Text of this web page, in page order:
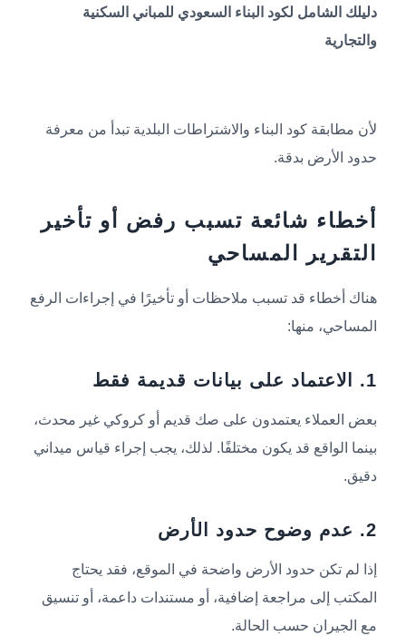
دليلك الشامل لكود البناء السعودي للمباني السكنية
والتجارية
لأن مطابقة كود البناء والاشتراطات البلدية تبدأ من معرفة
حدود الأرض بدقة.
أخطاء شائعة تسبب رفض أو تأخير
التقرير المساحي
هناك أخطاء قد تسبب ملاحظات أو تأخيرًا في إجراءات الرفع
المساحي، منها:
1. الاعتماد على بيانات قديمة فقط
بعض العملاء يعتمدون على صك قديم أو كروكي غير محدث،
بينما الواقع قد يكون مختلفًا. لذلك، يجب إجراء قياس ميداني
دقيق.
2. عدم وضوح حدود الأرض
إذا لم تكن حدود الأرض واضحة في الموقع، فقد يحتاج
المكتب إلى مراجعة إضافية، أو مستندات داعمة، أو تنسيق
مع الجيران حسب الحالة.